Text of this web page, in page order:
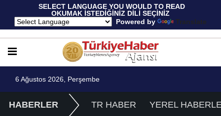
SELECT LANGUAGE YOU WOULD TO READ
OKUMAK İSTEDİĞİNİZ DİLİ SEÇİNİZ
Powered by
Translate
6 Ağustos 2026, Perşembe
HABERLER TR HABER YEREL